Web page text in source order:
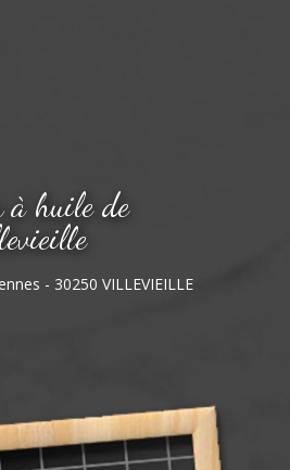
huile de
- 30250 VILLEVIEILLE